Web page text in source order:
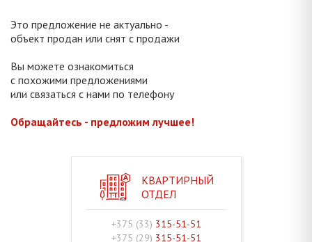
Это предложение не актуально -
объект продан или снят с продажи
Вы можете ознакомиться
с похожими предложениями
или связаться с нами по телефону
Обращайтесь - предложим лучшее!
КВАРТИРНЫЙ
ОТДЕЛ
+375 (33) 315-51-51
+375 (29) 315-51-51